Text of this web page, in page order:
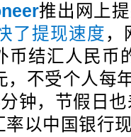
推出网上
了提现速度 ，
币结汇人民币
，不受个人每
钟，节假日
以中国银行